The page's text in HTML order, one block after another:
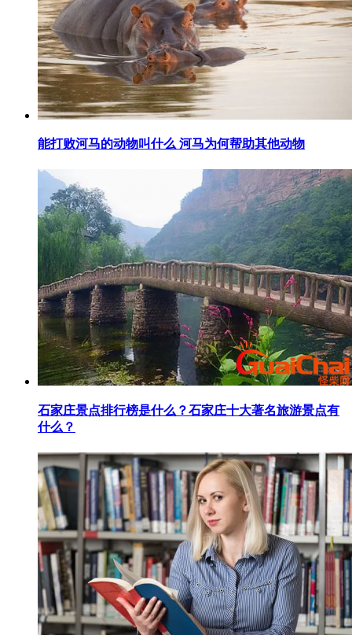
​能打败河马的动物叫什么 河马为何帮助其他动物
​石家庄景点排行榜是什么？石家庄十大著名旅游景点有
什么？